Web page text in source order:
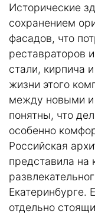
Исторические
сохранением
фасадов, что
реставраторов
стали, кирпича
жизни этого
между новыми и
понятны, что
особенно
Российская
представила на
Екатеринбурге.
отдельно